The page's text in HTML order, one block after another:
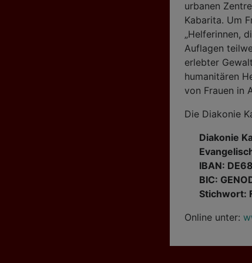
urbanen
Kabarita. Um
„Helferinnen,
Auflagen
erlebter
humanitären
von Frauen in
Die Diakonie
Diakonie
IBAN:
BIC:
Stichwort:
Online unter: